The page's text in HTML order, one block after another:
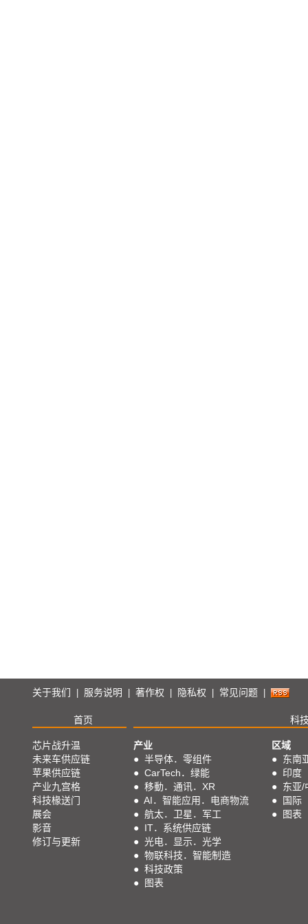
关于我们 服务说明 著作权 隐私权 常见问题
首页 科
芯片战升温
未来车供应链
苹果供应链
产业九宫格
科技椽送门
展会
影音
修订与更新
产业
● 半导体．零组件
● CarTech．绿能
● 移動．通讯．XR
● AI．智能应用．电商物流
● 航太．卫星．军工
● IT．系统供应链
● 光电．显示．光学
● 物联科技．智能制造
● 科技政策
●
图表
区域
● 东南
● 印度
● 东亚/
●
国际
●
图表